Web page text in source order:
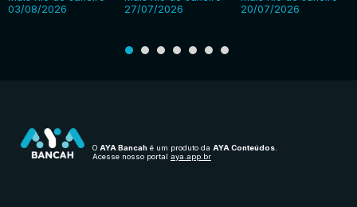
03/08/2026
27/07/2026
20/07/2026
O AYA Bancah é um produto da AYA Conteúdos
Acesse nosso portal aya.app.br